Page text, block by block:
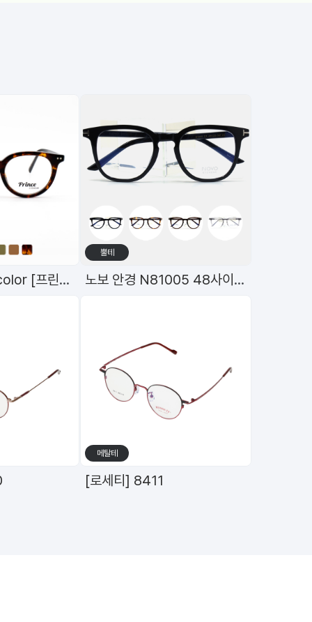
함부르크디자인 티타늄 안경테 h-1059 C8 49mm
수입/하우스
함부르크디자인 티타늄 안경테 h-1060 C7 51mm
수입/하우스